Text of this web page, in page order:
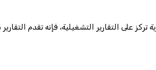
تركز على التقارير التشغيلية، فإنه تقدم